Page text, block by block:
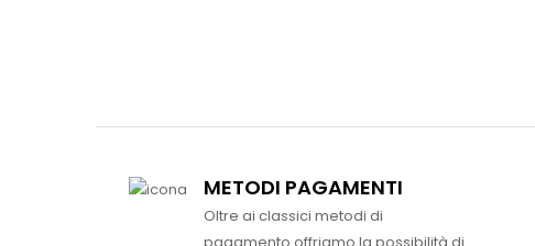
METODI PAGAMENTI
Oltre ai classici metodi di
pagamento offriamo la possibilità di